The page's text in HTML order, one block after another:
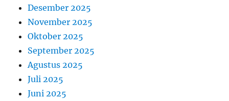
Desember 2025
November 2025
Oktober 2025
September 2025
Agustus 2025
Juli 2025
Juni 2025